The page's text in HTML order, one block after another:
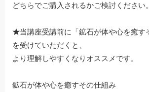
どちらでご購入されるかご検討ください。
★当講座受講前に「鉱⽯が体や⼼を癒す
を受けていただくと、
より理解しやすくなりオススメです。
鉱⽯が体や⼼を癒すその仕組み